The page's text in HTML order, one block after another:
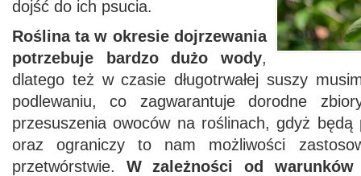
dojść do ich psucia.
Roślina ta w okresie dojrzewania
potrzebuje bardzo dużo wody,
dlatego też w czasie długotrwałej suszy
podlewaniu, co zagwarantuje dorodne
przesuszenia owoców na roślinach, gdyż
oraz ograniczy to nam możliwości
przetwórstwie. W zależności od warunków